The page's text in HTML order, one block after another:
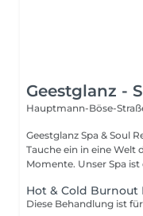
Geestglanz -
Hauptmann-Böse-
Geestglanz Spa & Soul Retreat Let your
Tauche ein in eine Welt
Momente. Unser Spa ist
Hot & Cold Burnout